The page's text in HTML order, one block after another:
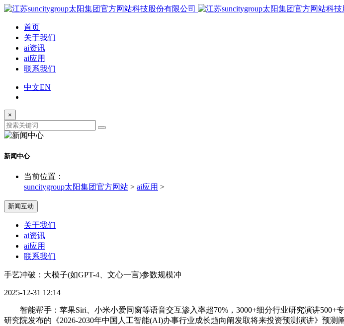
首页
关于我们
ai资讯
ai应用
联系我们
中文EN
×
新闻中心
当前位置：
suncitygroup太阳集团官方网站 > ai应用 >
新闻互动
关于我们
ai资讯
ai应用
联系我们
手艺冲破：大模子(如GPT-4、文心一言)参数规模冲
2025-12-31 12:14
智能帮手：苹果Siri、小米小爱同窗等语音交互渗入率超70%，3000+细分行业研究演讲500+
研究院发布的《2026-2030年中国人工智能(AI)办事行业成长趋向阐发取将来投资预测演讲》预